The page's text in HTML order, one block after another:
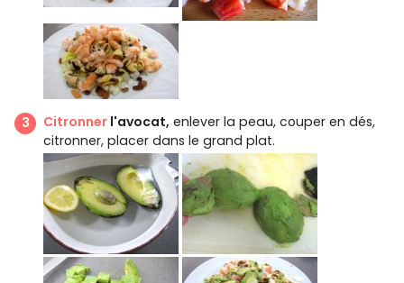
Citronner l'avocat, enlever la peau, couper en dés,
citronner, placer dans le grand plat.